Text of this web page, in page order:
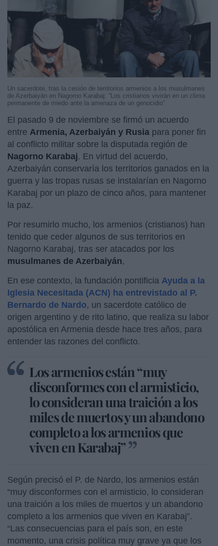
Un sacerdote, tras la cesión de territorios armenios a los musulmanes
de Azerbaiyán en Nagorno Karabaj: “Los cristianos vivirán en un clima
permanente de miedo ante la amenaza de un genocidio”
El pasado 9 de noviembre se firmó un acuerdo
entre Armenia, Azerbaiyán y Rusia para poner fin
al conflicto militar sobre la disputada región de
Nagorno Karabaj. En virtud del acuerdo,
Azerbaiyán conservaría los territorios ganados en la
guerra y las tropas rusas se instalarían en Nagorno
Karabaj por un plazo de cinco años, para mantener
la paz.
Por resumirlo mucho, los armenios (cristianos) han
tenido que ceder algunos de sus territorios en
Nagorno Karabaj, tras ser atacados por los
musulmanes de Azerbaiyán,
En ese contexto, la fundación pontificia Ayuda a la
Iglesia Necesitada (ACN) ha entrevistado al P.
Bernardo de Nardo, un sacerdote católico de
origen argentino y de rito latino, que realiza su labor
apostólica en Armenia desde hace tres años, para
entender las razones del conflicto.
Los armenios están “muy
disconformes con el armisticio,
lo consideran una traición a los
miles de muertos y un abandono
completo a los armenios que
viven en Karabaj”
Según precisó el P. de Nardo, los armenios están
“muy disconformes con el armisticio, lo consideran
una traición a los miles de muertos y un abandono
completo a los armenios que viven en Karabaj”.
“Las consecuencias para el país son, en este
momento, una crisis política muy grave ya que los